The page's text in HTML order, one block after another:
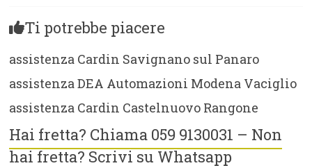
Ti potrebbe piacere
assistenza Cardin Savignano sul Panaro
assistenza DEA Automazioni Modena Vaciglio
assistenza Cardin Castelnuovo Rangone
Hai fretta? Chiama 059 9130031 – Non
hai fretta? Scrivi su Whatsapp